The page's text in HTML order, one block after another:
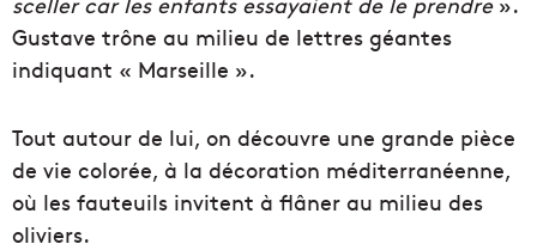
Gustave trône au milieu de lettres géantes
indiquant « Marseille ».
Tout autour de lui, on découvre une grande pièce
de vie colorée, à la décoration méditerranéenne,
où les fauteuils invitent à flâner au milieu des
oliviers.